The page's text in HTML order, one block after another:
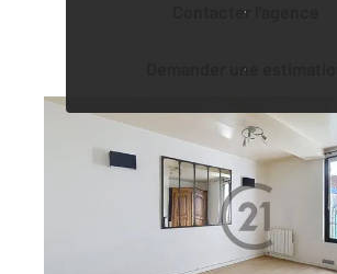
Contacter l'agence
Demander une estimation
TROYES 10
39,71 m
, 2 pièces
Ref : 71930
Appartement T2 à vendre
73 000 €